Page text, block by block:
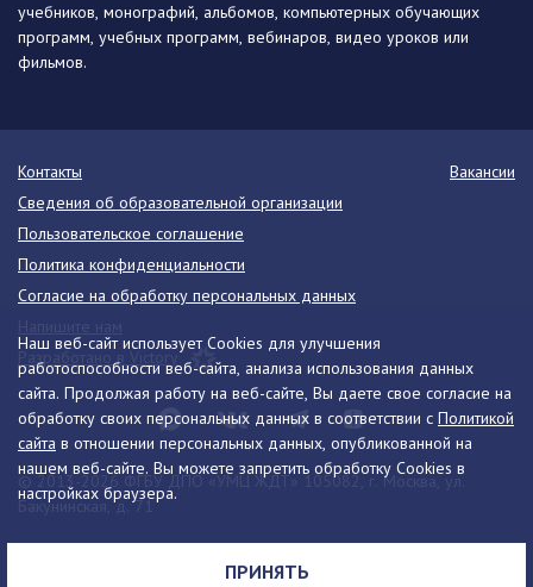
Наш веб-сайт использует Cookies для улучшения
работоспособности веб-сайта, анализа использования данных
сайта. Продолжая работу на веб-сайте, Вы даете свое согласие на
обработку своих персональных данных в соответствии с Политикой
сайта в отношении персональных данных, опубликованной на
нашем веб-сайте. Вы можете запретить обработку Cookies в
настройках браузера.
ПРИНЯТЬ
учебников, монографий, альбомов, компьютерных обучающих
программ, учебных программ, вебинаров, видео уроков или
фильмов.
© 2013-2026 ФГБУ ДПО «УМЦ ЖДТ» 105082, г. Москва, ул.
Бакунинская, д. 71
Телефон:8 (495) 739-00-30 info@umczdt.ru
схема проезда
Контакты
Вакансии
Сведения об образовательной организации
Пользовательское соглашение
Политика конфиденциальности
Согласие на обработку персональных данных
Разработано в Victory